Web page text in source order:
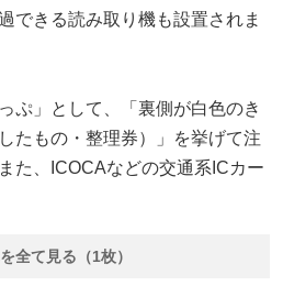
できる読み取り機も設置されま
ぷ」として、「裏側が白色のき
たもの・整理券）」を挙げて注
た、ICOCAなどの交通系ICカー
全て見る（1枚）